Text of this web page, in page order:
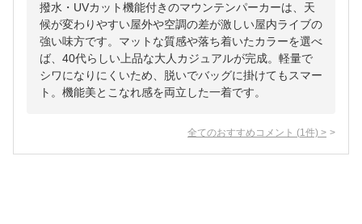
撥水・UVカット機能付きのマウンテンパーカーは、天
候が変わりやすい屋外や空調の差が激しい屋内ライブの
強い味方です。マットな質感や落ち着いたカラーを選べ
ば、40代らしい上品な大人カジュアルが完成。軽量で
シワになりにくいため、脱いでバッグに掛けてもスマー
ト。機能美とこなれ感を両立した一着です。
全てのおすすめコメント (1 件) >